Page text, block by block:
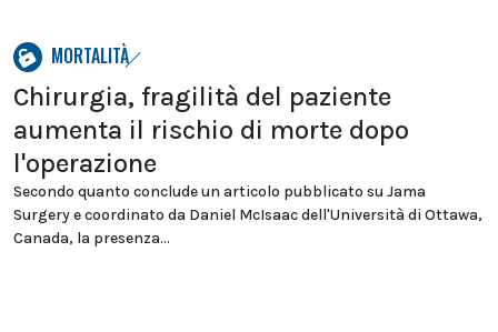
MORTALITÀ
Chirurgia, fragilità del paziente
aumenta il rischio di morte dopo
l'operazione
Secondo quanto conclude un articolo pubblicato su Jama
Surgery e coordinato da Daniel McIsaac dell'Università di Ottawa,
Canada, la presenza...